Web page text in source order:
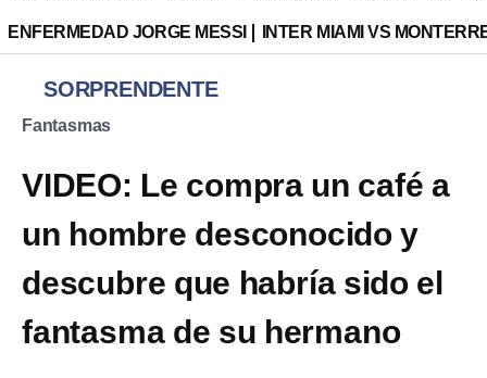
ENFERMEDAD JORGE MESSI INTER MIAMI VS
SORPRENDENTE
Fantasmas
VIDEO: Le compra un café a
un hombre desconocido y
descubre que habría sido el
fantasma de su hermano